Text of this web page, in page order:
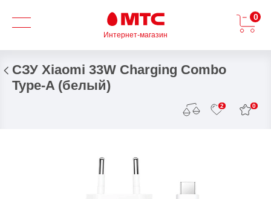
Интернет-магазин
0
СЗУ Xiaomi 33W Charging Combo
Type-A (белый)
2 0